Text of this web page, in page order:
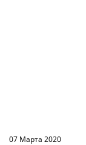
07 Марта 2020